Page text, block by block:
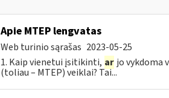
Apie MTEP lengvatas
Web turinio sąrašas 2023-05-25
1. Kaip vienetui įsitikinti, ar jo vykdoma
(toliau – MTEP) veiklai? Tai...